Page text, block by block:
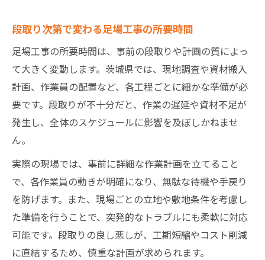
段取り次第で変わる足場工事の所要時間
足場工事の所要時間は、事前の段取りや計画の質によっ
て大きく変動します。茨城県では、現地調査や資材搬入
計画、作業員の配置など、各工程ごとに細かな準備が必
要です。段取りが不十分だと、作業の遅延や資材不足が
発生し、全体のスケジュールに影響を及ぼしかねませ
ん。
実際の現場では、事前に詳細な作業計画を立てること
で、各作業員の動きが明確になり、無駄な待機や手戻り
を防げます。また、現場ごとの立地や敷地条件を考慮し
た準備を行うことで、突発的なトラブルにも柔軟に対応
可能です。段取りの良し悪しが、工期短縮やコスト削減
に直結するため、慎重な計画が求められます。